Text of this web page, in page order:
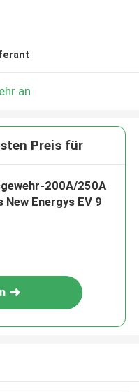
an
Preis für
200A/250A
New Energys EV 9